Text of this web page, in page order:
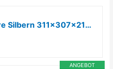
vidaXL Voliere Silbern 311x307x212 cm Stahl
ANGEBOT